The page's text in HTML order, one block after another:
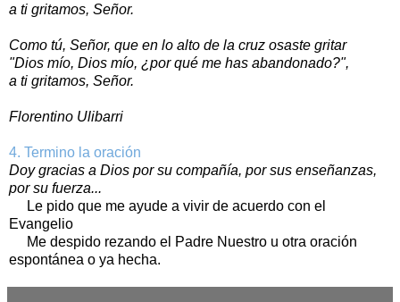
a ti gritamos, Señor.
Como tú, Señor, que en lo alto de la cruz osaste gritar
"Dios mío, Dios mío, ¿por qué me has abandonado?",
a ti gritamos, Señor.
Florentino Ulibarri
4. Termino la oración
Doy gracias a Dios por su compañía, por sus enseñanzas,
por su fuerza...
Le pido que me ayude a vivir de acuerdo con el
Evangelio
Me despido rezando el Padre Nuestro u otra oración
espontánea o ya hecha.